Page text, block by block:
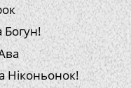
Ніконьонок!